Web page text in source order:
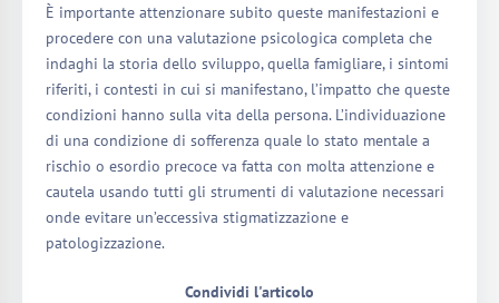
È importante attenzionare subito queste manifestazioni e
procedere con una valutazione psicologica completa che
indaghi la storia dello sviluppo, quella famigliare, i sintomi
riferiti, i contesti in cui si manifestano, l’impatto che queste
condizioni hanno sulla vita della persona. L’individuazione
di una condizione di sofferenza quale lo stato mentale a
rischio o esordio precoce va fatta con molta attenzione e
cautela usando tutti gli strumenti di valutazione necessari
onde evitare un’eccessiva stigmatizzazione e
patologizzazione.
Condividi l'articolo